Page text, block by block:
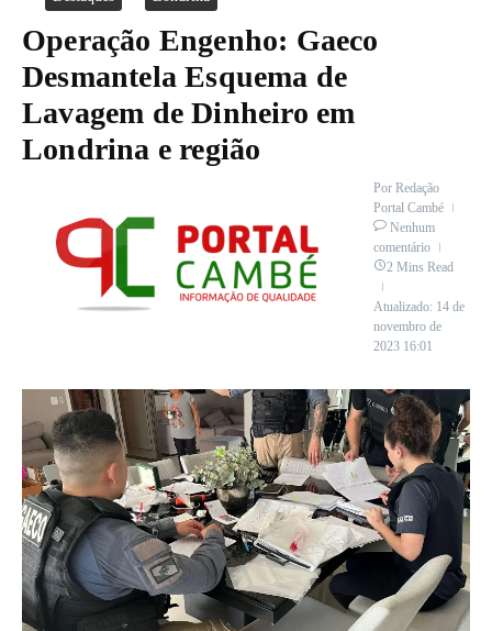
Operação Engenho: Gaeco
Desmantela Esquema de
Lavagem de Dinheiro em
Londrina e região
Por Redação
Portal Cambé
Nenhum
comentário
2 Mins Read
Atualizado: 14 de
novembro de
2023 16:01